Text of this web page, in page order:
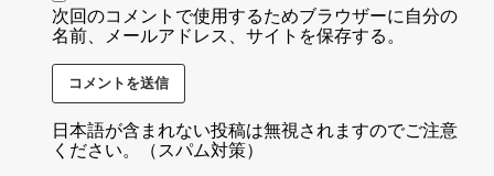
次回のコメントで使用するためブラウザーに自分の
名前、メールアドレス、サイトを保存する。
日本語が含まれない投稿は無視されますのでご注意
ください。（スパム対策）